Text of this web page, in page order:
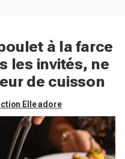
à la farce
les invités, ne
de cuisson
Elle adore